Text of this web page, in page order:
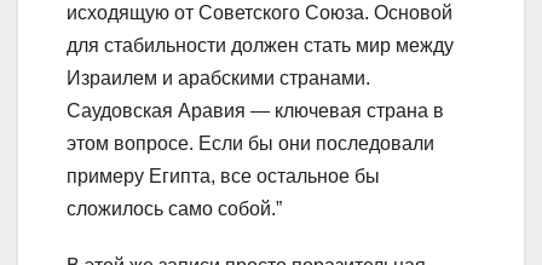
исходящую от Советского Союза. Основой
для стабильности должен стать мир между
Израилем и арабскими странами.
Саудовская Аравия — ключевая страна в
этом вопросе. Если бы они последовали
примеру Египта, все остальное бы
сложилось само собой.”